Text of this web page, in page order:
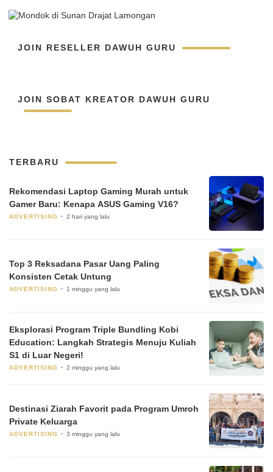
JOIN RESELLER DAWUH GURU
JOIN SOBAT KREATOR DAWUH GURU
TERBARU
Rekomendasi Laptop Gaming Murah untuk
Gamer Baru: Kenapa ASUS Gaming V16?
ADVERTISING 2 hari yang lalu
Top 3 Reksadana Pasar Uang Paling
Konsisten Cetak Untung
ADVERTISING 1 minggu yang lalu
Eksplorasi Program Triple Bundling Kobi
Education: Langkah Strategis Menuju Kuliah
S1 di Luar Negeri!
ADVERTISING 2 minggu yang lalu
Destinasi Ziarah Favorit pada Program Umroh
Private Keluarga
ADVERTISING 3 minggu yang lalu